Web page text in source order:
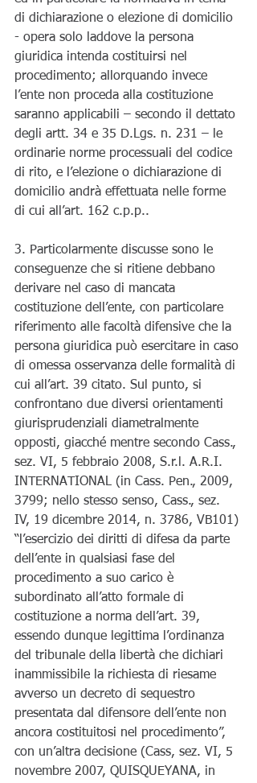
di dichiarazione o elezione di domicilio
- opera solo laddove la persona
giuridica intenda costituirsi nel
procedimento; allorquando invece
l’ente non proceda alla costituzione
saranno applicabili – secondo il dettato
degli artt. 34 e 35 D.Lgs. n. 231 – le
ordinarie norme processuali del codice
di rito, e l’elezione o dichiarazione di
domicilio andrà effettuata nelle forme
di cui all’art. 162 c.p.p..
3. Particolarmente discusse sono le
conseguenze che si ritiene debbano
derivare nel caso di mancata
costituzione dell’ente, con particolare
riferimento alle facoltà difensive che la
persona giuridica può esercitare in caso
di omessa osservanza delle formalità di
cui all’art. 39 citato. Sul punto, si
confrontano due diversi orientamenti
giurisprudenziali diametralmente
opposti, giacché mentre secondo Cass.,
sez. VI, 5 febbraio 2008, S.r.l. A.R.I.
INTERNATIONAL (in Cass. Pen., 2009,
3799; nello stesso senso, Cass., sez.
IV, 19 dicembre 2014, n. 3786, VB101)
“l’esercizio dei diritti di difesa da parte
dell’ente in qualsiasi fase del
procedimento a suo carico è
subordinato all’atto formale di
costituzione a norma dell’art. 39,
essendo dunque legittima l’ordinanza
del tribunale della libertà che dichiari
inammissibile la richiesta di riesame
avverso un decreto di sequestro
presentata dal difensore dell’ente non
ancora costituitosi nel procedimento”,
con un’altra decisione (Cass, sez. VI, 5
novembre 2007, QUISQUEYANA, in